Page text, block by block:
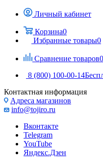
Личный кабинет
Корзина0
Избранные товары0
Сравнение товаров0
8 (800) 100-00-14
Контактная информация
Адреса магазинов
info@tojiro.ru
Вконтакте
Telegram
YouTube
Яндекс.Дзен